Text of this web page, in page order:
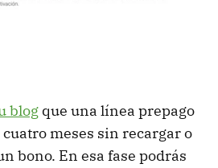
blog que una línea prepago
meses sin recargar o
bono. En esa fase podrás